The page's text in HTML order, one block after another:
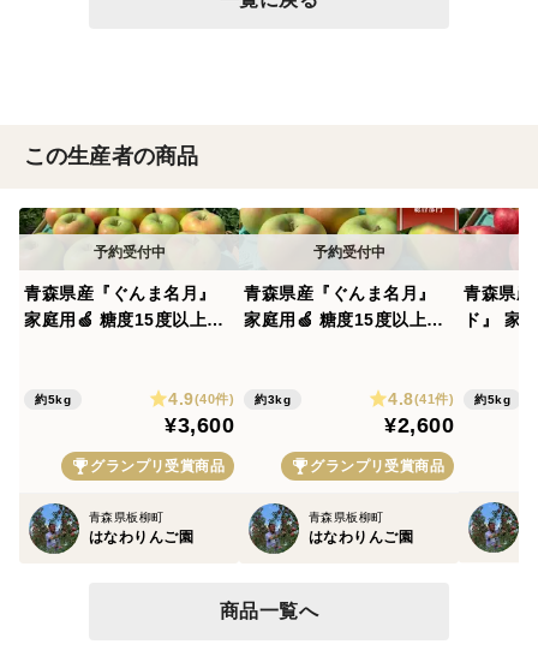
この生産者の商品
青森県産『ぐんま名月』
家庭用🍏 糖度15度以上！
中！】《2025りんごグラ
ンプリ 銅賞・カラフル賞
(黄) Ｗ受賞!!》
約5kg 4.9(40件)
¥3,600
グランプリ受賞商品
青森県板柳町
はなわりんご園
青森県産『ぐんま名月』
家庭用🍏 糖度15度以上！
中！】《2025りんごグラ
ンプリ 銅賞・カラフル賞
(黄) Ｗ受賞!!》
約3kg 4.8(41件)
¥2,600
グランプリ受賞商品
青森県板柳町
はなわりんご園
青森県産
ド』 家
始！】
約5kg
商品一覧へ